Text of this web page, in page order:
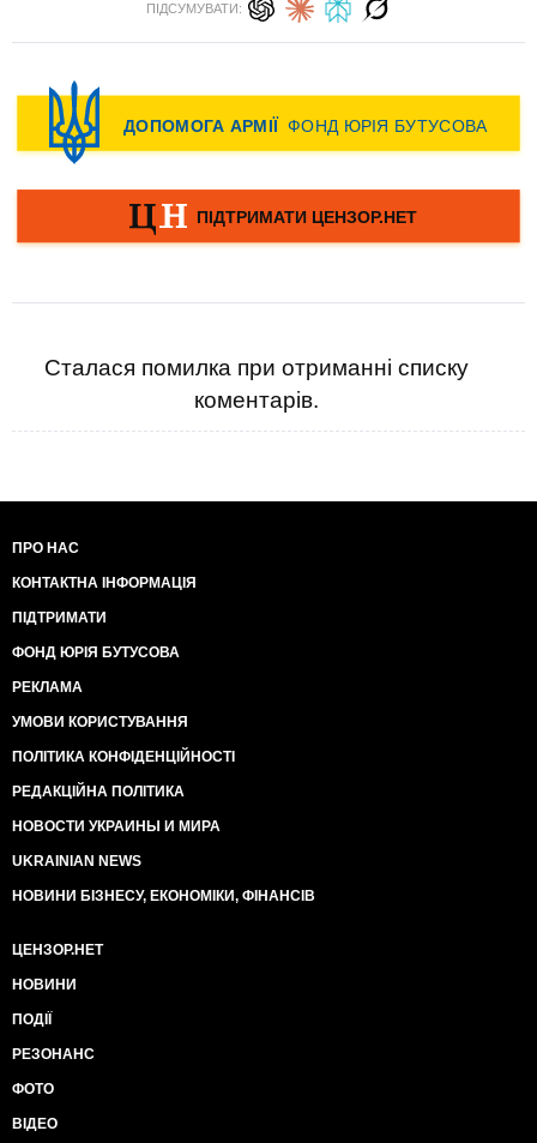
ПІДСУМУВАТИ:
Сталася помилка при отриманні списку
коментарів.
ПРО НАС
КОНТАКТНА ІНФОРМАЦІЯ
ПІДТРИМАТИ
ФОНД ЮРІЯ БУТУСОВА
РЕКЛАМА
УМОВИ КОРИСТУВАННЯ
ПОЛІТИКА КОНФІДЕНЦІЙНОСТІ
РЕДАКЦІЙНА ПОЛІТИКА
НОВОСТИ УКРАИНЫ И МИРА
UKRAINIAN NEWS
НОВИНИ БІЗНЕСУ, ЕКОНОМІКИ, ФІНАНСІВ
ЦЕНЗОР.НЕТ
НОВИНИ
ПОДІЇ
РЕЗОНАНС
ФОТО
ВІДЕО